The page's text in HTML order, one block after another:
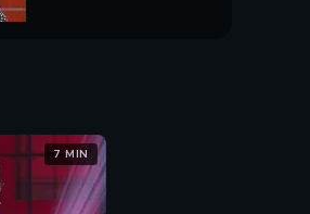
7 MIN